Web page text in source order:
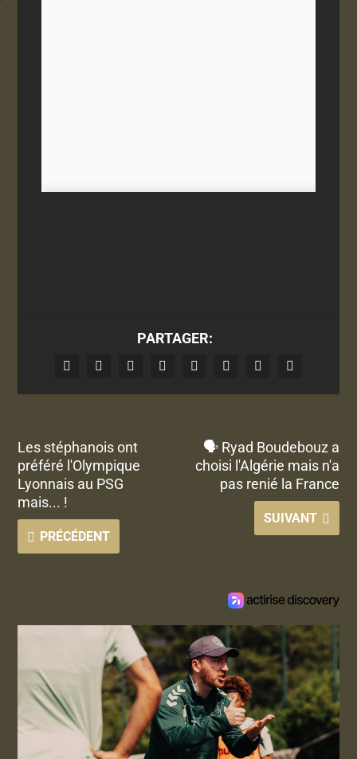
PARTAGER:
Les stéphanois ont
préféré l'Olympique
Lyonnais au PSG
mais... !
PRÉCÉDENT
🗣 Ryad Boudebouz a
choisi l'Algérie mais n'a
pas renié la France
SUIVANT